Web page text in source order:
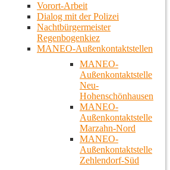
Vorort-Arbeit
Dialog mit der Polizei
Nachtbürgermeister
Regenbogenkiez
MANEO-Außenkontaktstellen
MANEO-
Außenkontaktstelle
Neu-
Hohenschönhausen
MANEO-
Außenkontaktstelle
Marzahn-Nord
MANEO-
Außenkontaktstelle
Zehlendorf-Süd